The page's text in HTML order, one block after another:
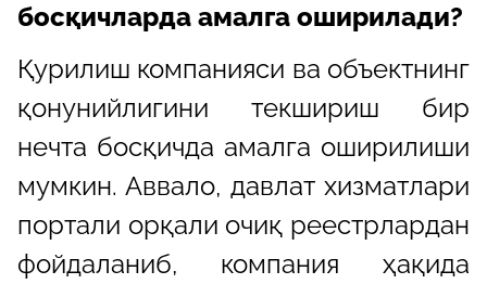
босқичларда амалга оширилади?
Қурилиш компанияси ва объектнинг
қонунийлигини текшириш бир
нечта босқичда амалга оширилиши
мумкин. Аввало, давлат хизматлари
портали орқали очиқ реестрлардан
фойдаланиб, компания ҳақида